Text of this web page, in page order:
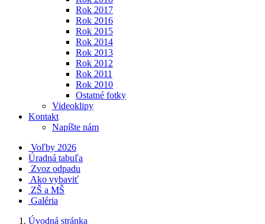
Rok 2017
Rok 2016
Rok 2015
Rok 2014
Rok 2013
Rok 2012
Rok 2011
Rok 2010
Ostatné fotky
Videoklipy
Kontakt
Napíšte nám
Voľby 2026
Úradná tabuľa
Zvoz odpadu
Ako vybaviť
ZŠ a MŠ
Galéria
Úvodná stránka